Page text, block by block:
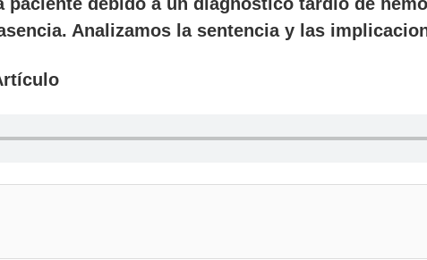
Analizamos la sentencia y las